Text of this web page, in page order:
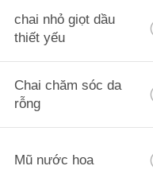
SƠ
TRANG
WEB
PRIVACY
chai nhỏ giọt dầu
thiết yếu
Chai chăm sóc da
rỗng
Mũ nước hoa